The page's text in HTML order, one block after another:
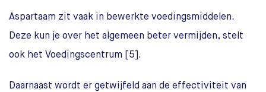
Aspartaam zit vaak in bewerkte voedingsmiddelen.
Deze kun je over het algemeen beter vermijden, stelt
ook het Voedingscentrum [5].
Daarnaast wordt er getwijfeld aan de effectiviteit van